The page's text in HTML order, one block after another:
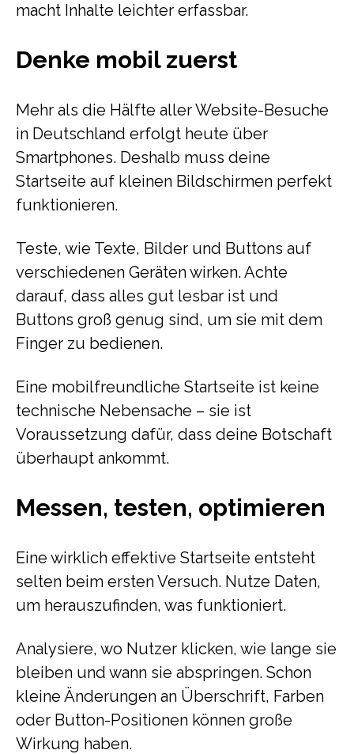
macht Inhalte leichter erfassbar.
Denke mobil zuerst
Mehr als die Hälfte aller Website-Besuche
in Deutschland erfolgt heute über
Smartphones. Deshalb muss deine
Startseite auf kleinen Bildschirmen perfekt
funktionieren.
Teste, wie Texte, Bilder und Buttons auf
verschiedenen Geräten wirken. Achte
darauf, dass alles gut lesbar ist und
Buttons groß genug sind, um sie mit dem
Finger zu bedienen.
Eine mobilfreundliche Startseite ist keine
technische Nebensache – sie ist
Voraussetzung dafür, dass deine Botschaft
überhaupt ankommt.
Messen, testen, optimieren
Eine wirklich effektive Startseite entsteht
selten beim ersten Versuch. Nutze Daten,
um herauszufinden, was funktioniert.
Analysiere, wo Nutzer klicken, wie lange sie
bleiben und wann sie abspringen. Schon
kleine Änderungen an Überschrift, Farben
oder Button-Positionen können große
Wirkung haben.